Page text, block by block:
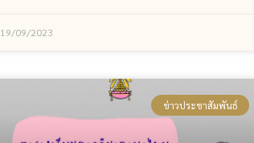
19/09/2023
ข่าวประชาสัมพันธ์